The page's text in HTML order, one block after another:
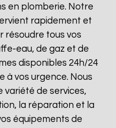
en plomberie. Notre
rapidement et
résoudre tous vos
eau, de gaz et de
disponibles 24h/24
à vos urgence. Nous
variété de services,
la réparation et la
équipements de